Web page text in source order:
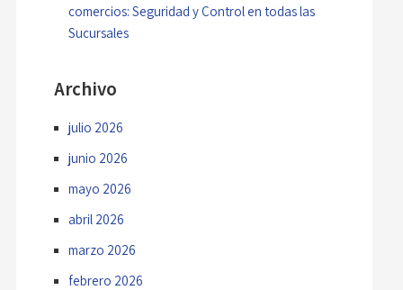
comercios: Seguridad y Control en todas las
Sucursales
Archivo
julio 2026
junio 2026
mayo 2026
abril 2026
marzo 2026
febrero 2026